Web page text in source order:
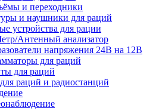
и переходники
и наушники для раций
устройства для рации
Антенный анализатор
напряжения 24В на 12В
для раций
для раций
раций и радиостанций